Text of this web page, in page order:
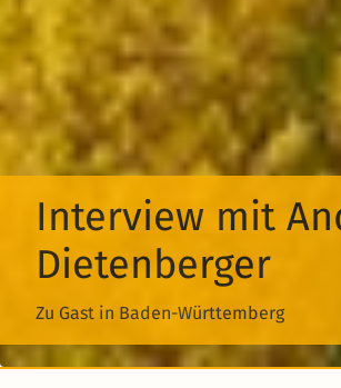
Interview mit
Dietenberger
Zu Gast in Baden-Württemberg